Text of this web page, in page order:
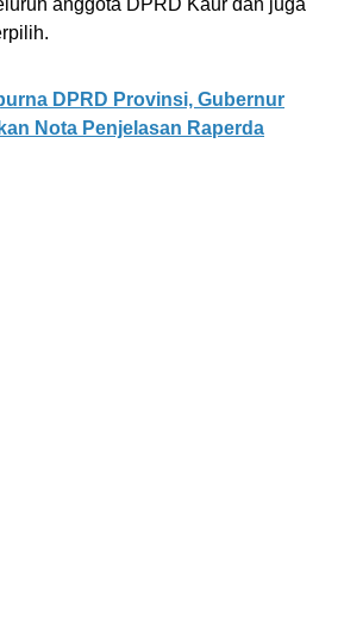
anggota DPRD Kaur dan juga
DPRD Provinsi, Gubernur
Nota Penjelasan Raperda